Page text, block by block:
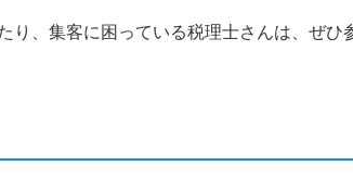
り、集客に困っている税理士さんは、ぜひ